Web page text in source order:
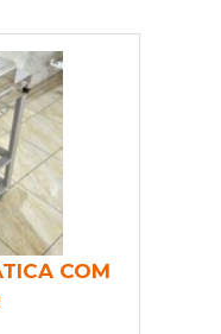
COM